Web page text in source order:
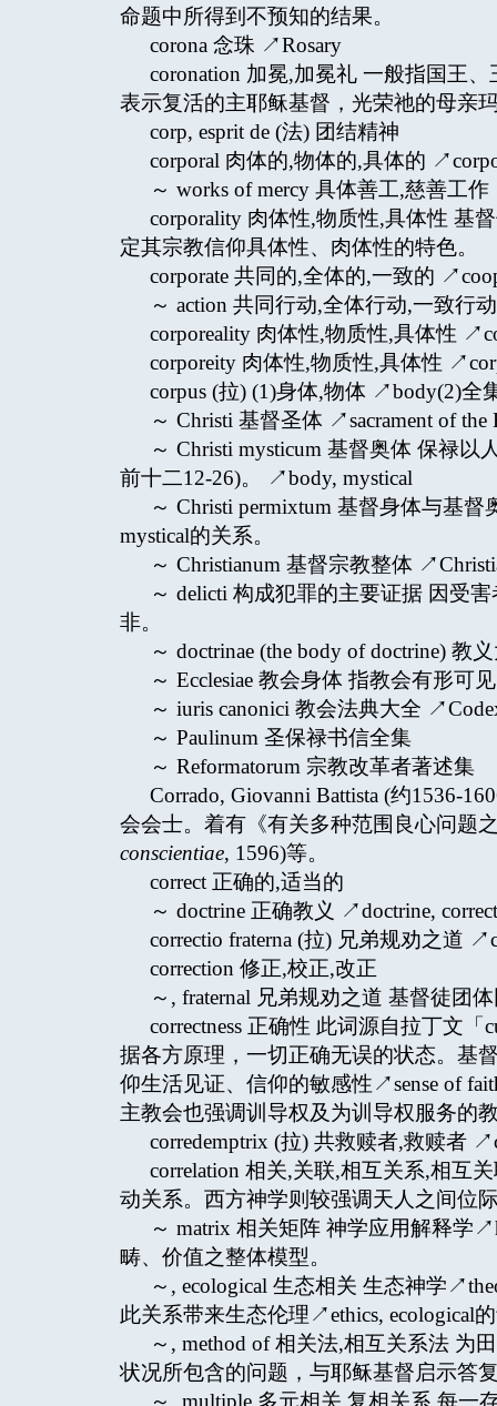
命题中所得到不预知的结果。
corona 念珠 ↗Rosary
coronation 加冕,加冕礼 一般指国王
表示复活的主耶稣基督，光荣祂的母亲
corp, esprit de (法) 团结精神
corporal 肉体的,物体的,具体的
～ works of mercy 具体善工,慈善工
corporality 肉体性,物质性,具体性 基
定其宗教信仰具体性、肉体性的特色。
corporate 共同的,全体的,一致的
～ action 共同行动,全体行动,一致行
corporeality 肉体性,物质性,具体性
corporeity 肉体性,物质性,具体性
corpus (拉) (1)身体,物体 ↗body(2)全
～ Christi 基督圣体 ↗sacrament of the
～ Christi mysticum 基督奥体 保禄
前十二12-26)。 ↗body, mystical
～ Christi permixtum 基督身体与基
mystical的关系。
～ Christianum 基督宗教整体
～ delicti 构成犯罪的主要证据 因受
非。
～ doctrinae (the body of doctrine)
～ Ecclesiae 教会身体 指教会有形可
～ iuris canonici 教会法典大全
～ Paulinum 圣保禄书信全集
～ Reformatorum 宗教改革者著述集
Corrado, Giovanni Battista (约1536-
会会士。着有《有关多种范围良心问题
conscientiae, 1596)等。
correct 正确的,适当的
～ doctrine 正确教义 ↗doctrine, correct
correctio fraterna (拉) 兄弟规劝之道
correction 修正,校正,改正
～, fraternal 兄弟规劝之道 基督徒团
correctness 正确性 此词源自拉丁文
据各方原理，一切正确无误的状态。基
仰生活见证、信仰的敏感性↗sense of
主教会也强调训导权及为训导权服务的
corredemptrix (拉) 共救赎者,救赎者
correlation 相关,关联,相互关系,相互
动关系。西方神学则较强调天人之间位
～ matrix 相关矩阵 神学应用解释学
畴、价值之整体模型。
～, ecological 生态相关 生态神学
此关系带来生态伦理↗ethics, ecological
～, method of 相关法,相互关系法
状况所包含的问题，与耶稣基督启示答
～, multiple 多元相关,复相关系 每一